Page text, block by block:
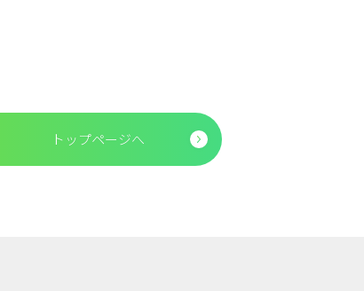
トップページへ